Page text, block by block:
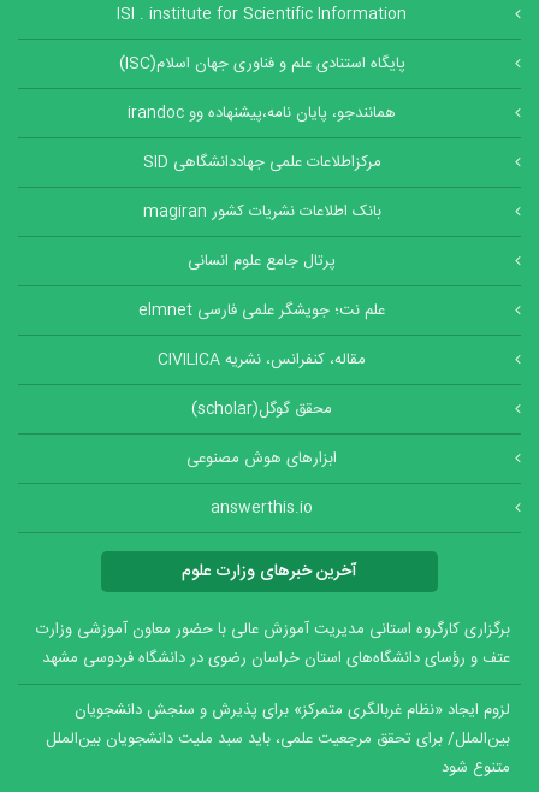
ISI . institute for Scientific Information
پایگاه استنادی علم و فناوری جهان اسلام(ISC)
همانندجو، پایان نامه،پیشنهاده وو irandoc
مرکزاطلاعات علمی جهاددانشگاهی SID
بانک اطلاعات نشریات کشور magiran
پرتال جامع علوم انسانی
علم نت؛ جویشگر علمی فارسی elmnet
مقاله، کنفرانس، نشریه CIVILICA
محقق گوگل(scholar)
ابزارهای هوش مصنوعی
answerthis.io
آخرین خبرهای وزارت علوم
برگزاری کارگروه استانی مدیریت آموزش عالی با حضور معاون آموزشی وزارت
عتف و رؤسای دانشگاه‌های استان خراسان رضوی در دانشگاه فردوسی مشهد
لزوم ایجاد «نظام غربالگری متمرکز» برای پذیرش و سنجش دانشجویان
بین‌الملل/ برای تحقق مرجعیت علمی، باید سبد ملیت دانشجویان بین‌الملل
متنوع شود